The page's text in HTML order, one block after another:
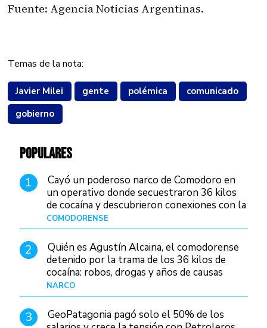
Fuente: Agencia Noticias Argentinas.
Temas de la nota:
Javier Milei gente polémica
comunicado
gobierno
POPULARES
1
Cayó un poderoso narco de Comodoro en
un operativo donde secuestraron 36 kilos
de cocaína y descubrieron conexiones con la
Patagonia
COMODORENSE
2
Quién es Agustín Alcaina, el comodorense
detenido por la trama de los 36 kilos de
cocaína: robos, drogas y años de causas
judiciales
NARCO
3
GeoPatagonia pagó solo el 50% de los